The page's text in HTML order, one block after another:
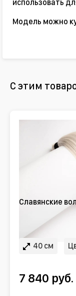
использовать
Модель можно
С этим
Славянские
40 см
7 840 руб.